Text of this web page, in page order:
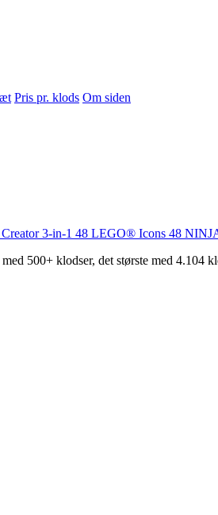
Pris pr. klods Om siden
Creator 3-in-1 48 LEGO® Icons 48
500+ klodser, det største med 4.104